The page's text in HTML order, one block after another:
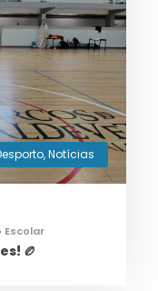
,Notícias
Escolar
🏉